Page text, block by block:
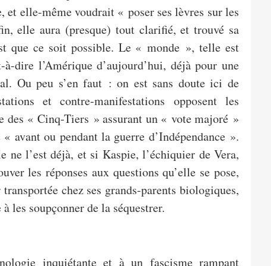
elle-même voudrait « poser ses lèvres sur les
elle aura (presque) tout clarifié, et trouvé sa
que ce soit possible. Le « monde », telle est
dire l’Amérique d’aujourd’hui, déjà pour une
Ou peu s’en faut : on est sans doute ici de
et contre-manifestations opposent les
des « Cinq-Tiers » assurant un « vote majoré »
avant ou pendant la guerre d’Indépendance ».
ne l’est déjà, et si Kaspie, l’échiquier de Vera,
les réponses aux questions qu’elle se pose,
chez ses grands-parents biologiques,
les soupçonner de la séquestrer.
inquiétante et à un fascisme rampant